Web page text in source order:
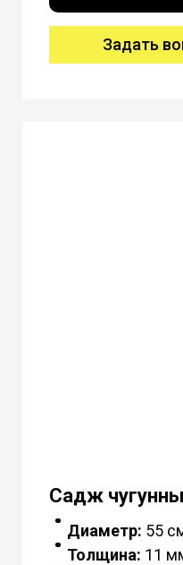
Задать
Садж
Диаметр: 55
Толщина: 11